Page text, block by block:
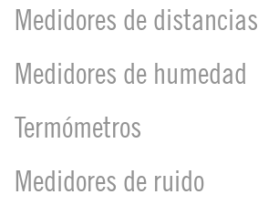
Medidores de distancias
Medidores de humedad
Termómetros
Medidores de ruido